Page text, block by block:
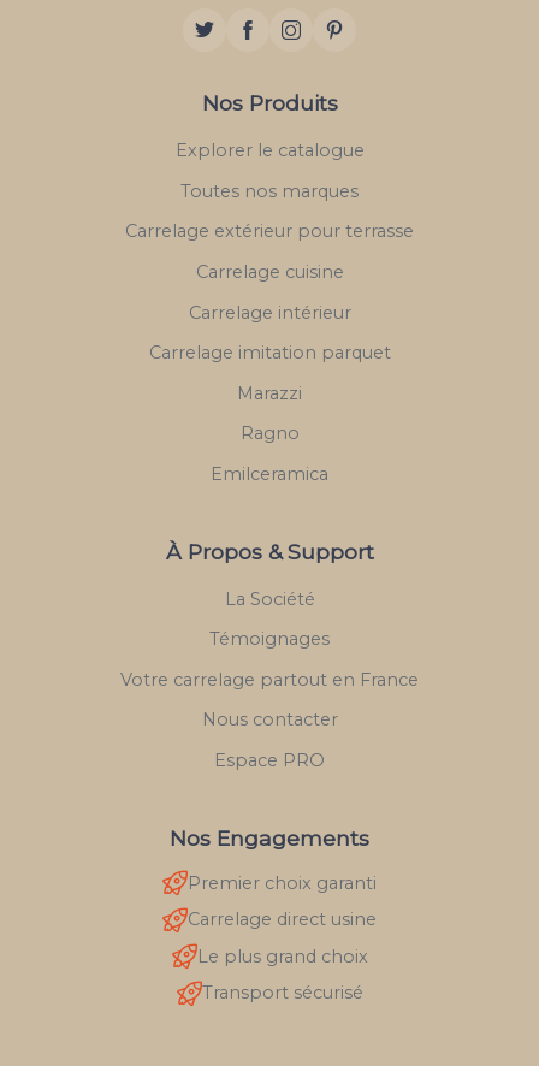
Nos Produits
Explorer le catalogue
Toutes nos marques
Carrelage extérieur pour terrasse
Carrelage cuisine
Carrelage intérieur
Carrelage imitation parquet
Marazzi
Ragno
Emilceramica
À Propos & Support
La Société
Témoignages
Votre carrelage partout en France
Nous contacter
Espace PRO
Nos Engagements
Premier choix garanti
Carrelage direct usine
Le plus grand choix
Transport sécurisé